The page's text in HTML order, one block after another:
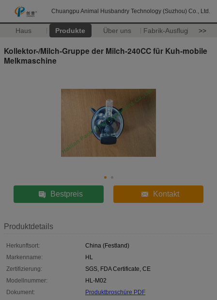
Chuangpu Animal Husbandry Technology (Suzhou) Co., Ltd.
Haus Produkte Über uns Fabrik-Ausflug >>
Kollektor-/Milch-Gruppe der Milch-240CC für Kuh-mobile
Melkmaschine
Bestpreis Kontakt
Produktdetails
Herkunftsort:
China (Festland)
Markenname:
HL
Zertifizierung:
SGS, FDA Certificate, CE
Modellnummer:
HL-M02
Dokument:
Produktbroschüre PDF